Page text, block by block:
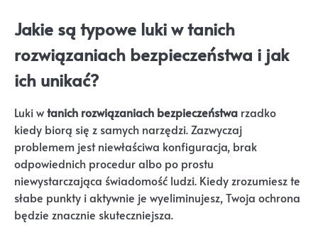
Jakie są typowe luki w tanich
rozwiązaniach bezpieczeństwa i jak
ich unikać?
Luki wtanich rozwiązaniach bezpieczeństwa rzadko
kiedy biorą się z samych narzędzi. Zazwyczaj
problemem jest niewłaściwa konfiguracja, brak
odpowiednich procedur albo po prostu
niewystarczająca świadomość ludzi. Kiedy zrozumiesz te
słabe punkty i aktywnie je wyeliminujesz, Twoja ochrona
będzie znacznie skuteczniejsza.